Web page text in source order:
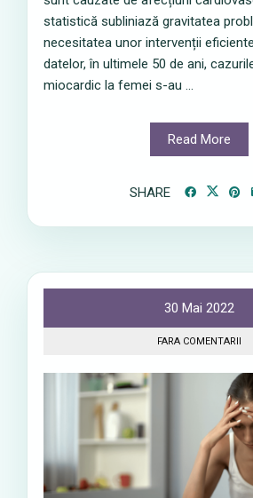
statistică subliniază gravitatea
necesitatea unor intervenții
datelor, în ultimele 50 de ani,
miocardic la femei s-au ...
Read More
SHARE
30 Mai 2022
FARA COMENTARII